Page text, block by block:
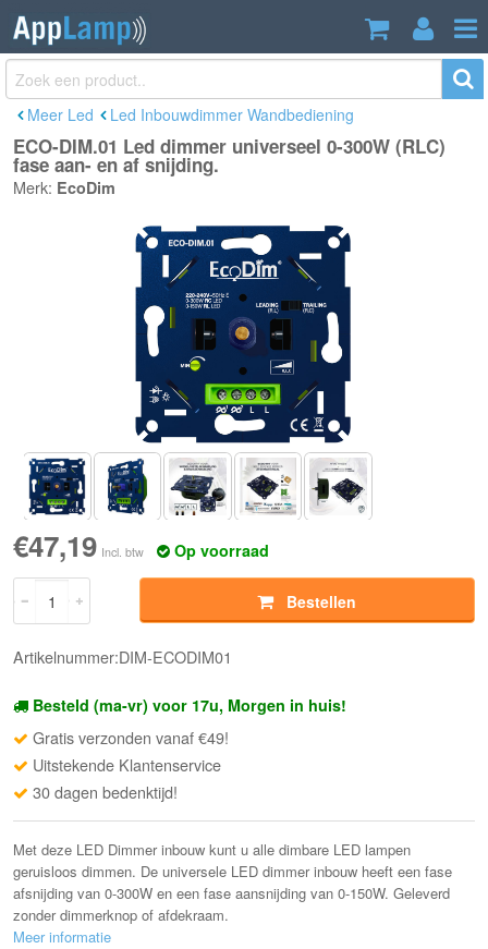
ECO-DIM.01 Led dimmer universeel 0-
300W (RLC) fase aan- en af snijding.
€47,19
Meer Led Led Inbouwdimmer Wandbediening
ECO-DIM.01 Led dimmer universeel 0-300W (RLC)
fase aan- en af snijding.
Merk: EcoDim
€47,19 Incl. btw Op voorraad
Bestellen
Artikelnummer:DIM-ECODIM01
Besteld (ma-vr) voor 17u, Morgen in huis!
Gratis verzonden vanaf €49!
Uitstekende Klantenservice
30 dagen bedenktijd!
Met deze LED Dimmer inbouw kunt u alle dimbare LED lampen
geruisloos dimmen. De universele LED dimmer inbouw heeft een fase
afsnijding van 0-300W en een fase aansnijding van 0-150W. Geleverd
zonder dimmerknop of afdekraam.
Meer informatie